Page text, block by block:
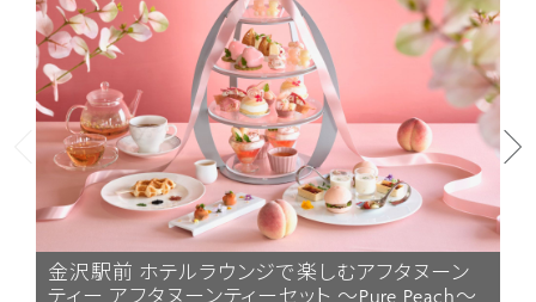
金沢駅前 ホテルラウンジで楽しむアフタヌーン